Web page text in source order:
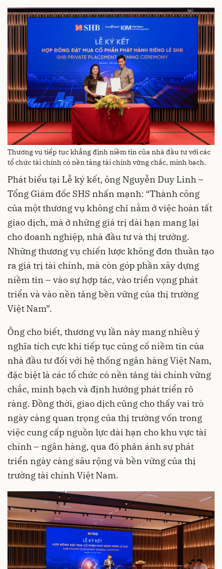
Thương vụ tiếp tục khẳng định niềm tin của nhà đầu tư với các
tổ chức tài chính có nền tảng tài chính vững chắc, minh bạch.
Phát biểu tại Lễ ký kết, ông Nguyễn Duy Linh –
Tổng Giám đốc SHS nhấn mạnh: “Thành công
của một thương vụ không chỉ nằm ở việc hoàn tất
giao dịch, mà ở những giá trị dài hạn mang lại
cho doanh nghiệp, nhà đầu tư và thị trường.
Những thương vụ chiến lược không đơn thuần tạo
ra giá trị tài chính, mà còn góp phần xây dựng
niềm tin – vào sự hợp tác, vào triển vọng phát
triển và vào nền tảng bền vững của thị trường
Việt Nam”.
Ông cho biết, thương vụ lần này mang nhiều ý
nghĩa tích cực khi tiếp tục củng cố niềm tin của
nhà đầu tư đối với hệ thống ngân hàng Việt Nam,
đặc biệt là các tổ chức có nền tảng tài chính vững
chắc, minh bạch và định hướng phát triển rõ
ràng. Đồng thời, giao dịch cũng cho thấy vai trò
ngày càng quan trọng của thị trường vốn trong
việc cung cấp nguồn lực dài hạn cho khu vực tài
chính – ngân hàng, qua đó phản ánh sự phát
triển ngày càng sâu rộng và bền vững của thị
trường tài chính Việt Nam.